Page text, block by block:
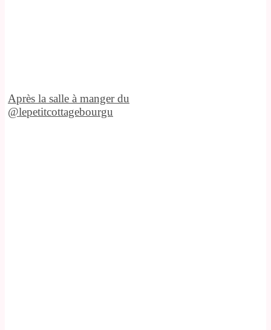
Après la salle à manger du
@lepetitcottagebourgu